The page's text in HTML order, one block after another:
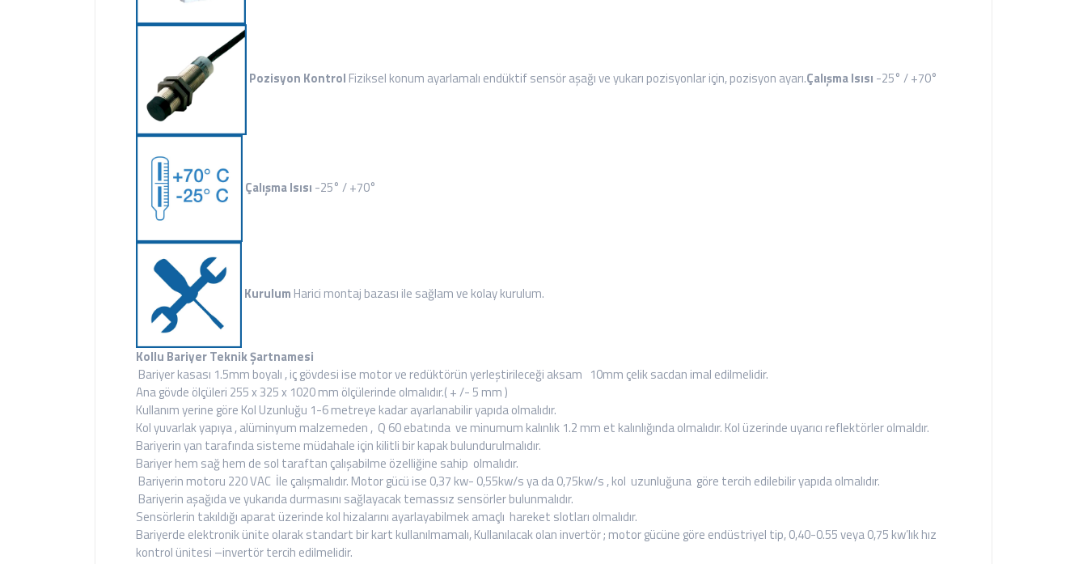
Pozisyon Kontrol Fiziksel konum ayarlamalı endüktif sensör aşağı ve yukarı pozisyonlar için, pozisyon ayarı.Çalışma Isısı -25° / +70°
Çalışma Isısı -25° / +70°
Kurulum Harici montaj bazası ile sağlam ve kolay kurulum.
Kollu Bariyer Teknik Şartnamesi
Bariyer kasası 1.5mm boyalı , iç gövdesi ise motor ve redüktörün yerleştirileceği aksam 10mm çelik sacdan imal edilmelidir.
Ana gövde ölçüleri 255 x 325 x 1020 mm ölçülerinde olmalıdır.( + /- 5 mm )
Kullanım yerine göre Kol Uzunluğu 1-6 metreye kadar ayarlanabilir yapıda olmalıdır.
Kol yuvarlak yapıya , alüminyum malzemeden , Q 60 ebatında ve minumum kalınlık 1.2 mm et kalınlığında olmalıdır. Kol üzerinde uyarıcı reflektörler olmaldır.
Bariyerin yan tarafında sisteme müdahale için kilitli bir kapak bulundurulmalıdır.
Bariyer hem sağ hem de sol taraftan çalışabilme özelliğine sahip olmalıdır.
Bariyerin motoru 220 VAC İle çalışmalıdır. Motor gücü ise 0,37 kw- 0,55kw/s ya da 0,75kw/s , kol uzunluğuna göre tercih edilebilir yapıda olmalıdır.
Bariyerin aşağıda ve yukarıda durmasını sağlayacak temassız sensörler bulunmalıdır.
Sensörlerin takıldığı aparat üzerinde kol hizalarını ayarlayabilmek amaçlı hareket slotları olmalıdır.
Bariyerde elektronik ünite olarak standart bir kart kullanılmamalı, Kullanılacak olan invertör ; motor gücüne göre endüstriyel tip, 0,40-0.55 veya 0,75 kw’lık hız
kontrol ünitesi –invertör tercih edilmelidir.